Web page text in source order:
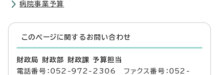
病院事業予算
このページに関する お問い合わせ
財政局 財政部 財政課 予算担当
電話番号：052-972-2306 ファクス番号：052-